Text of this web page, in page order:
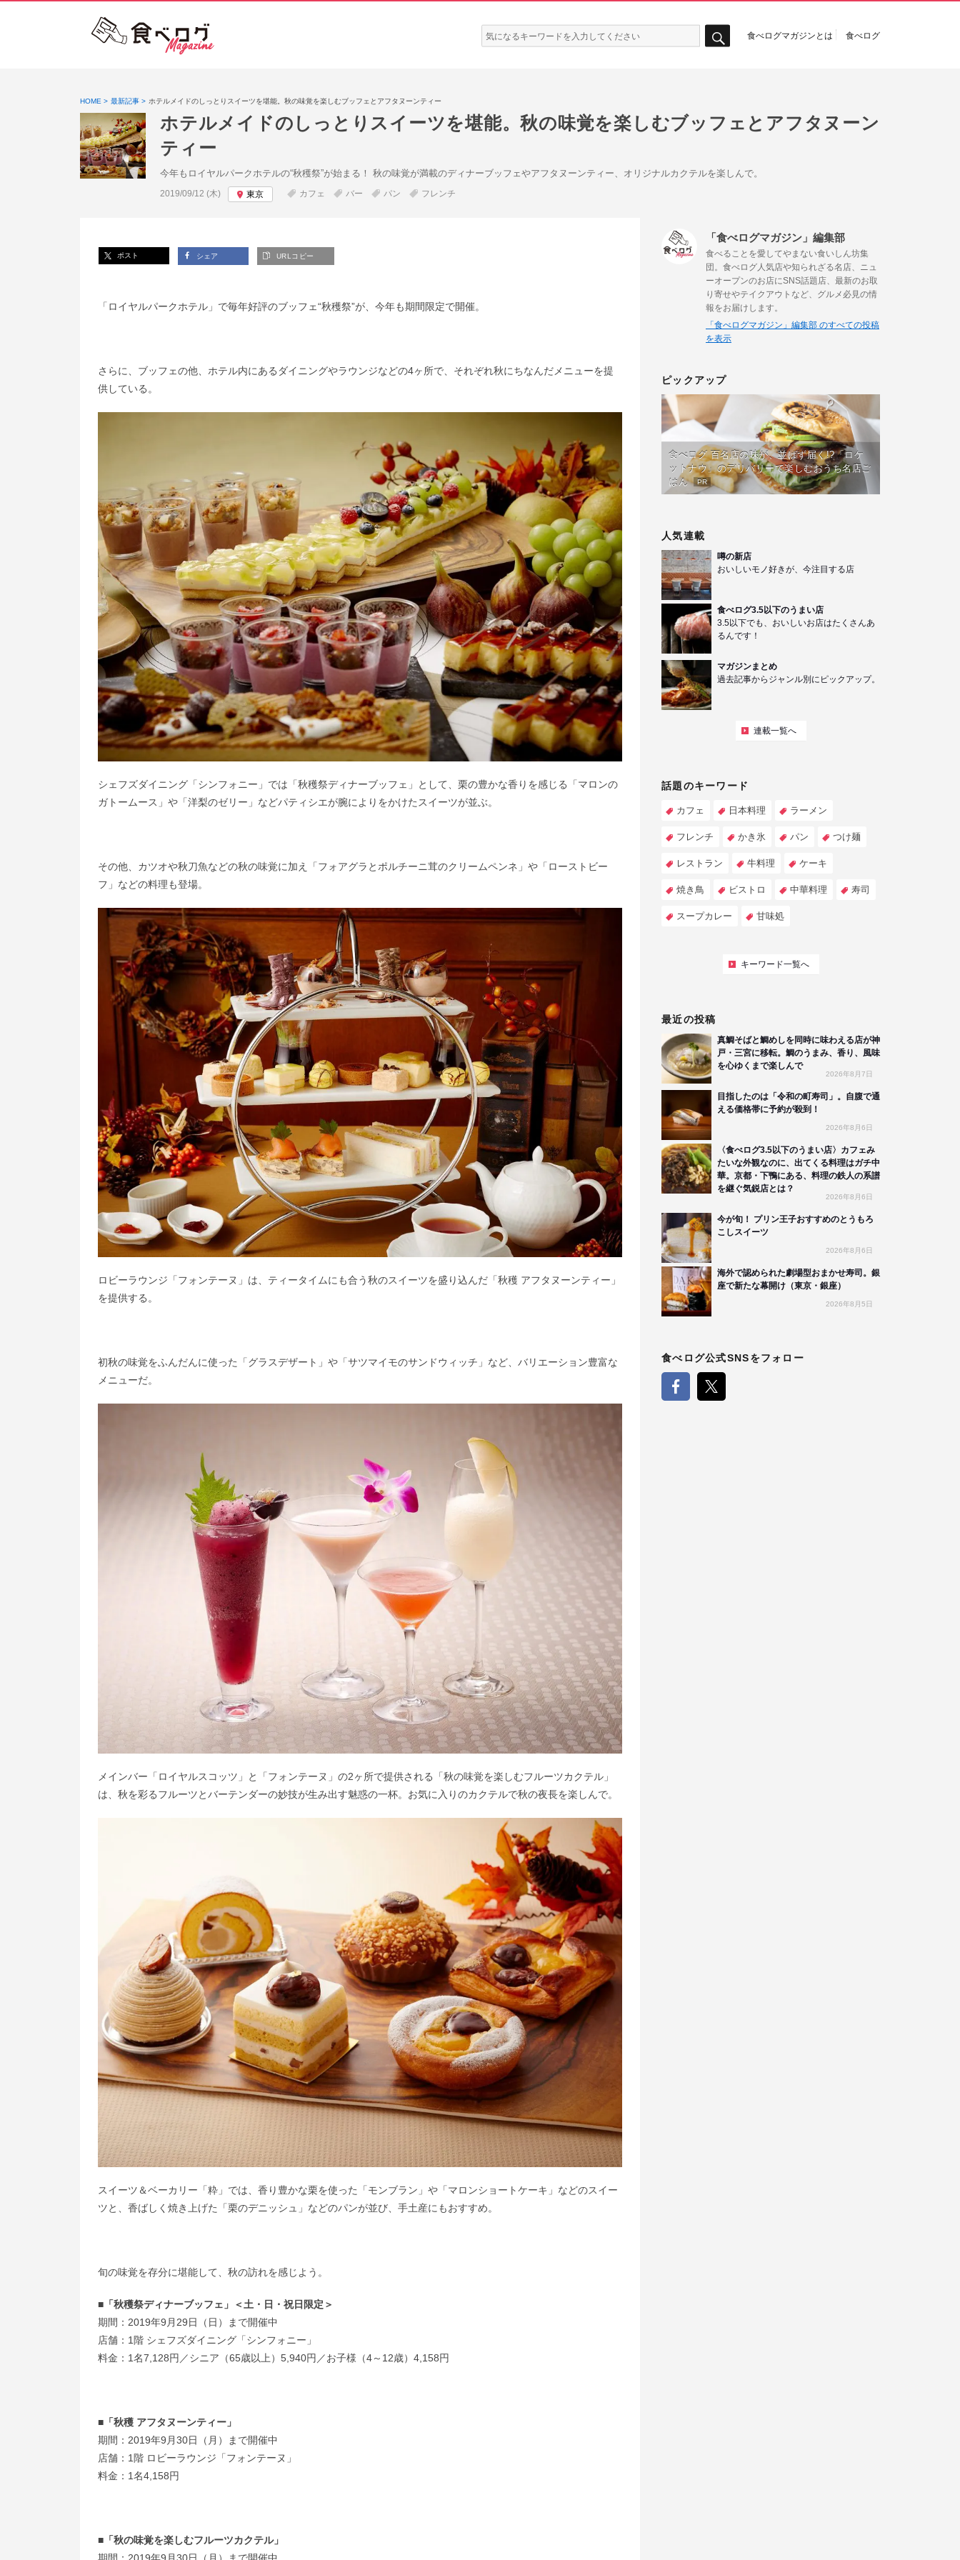
検
索:
食べログマガジンとは 食べログ
HOME 最新記事 ホテルメイドのしっとりスイーツを堪能。秋の味覚を楽しむブッフェとアフタヌーンティー
ホテルメイドのしっとりスイーツを堪能。秋の味覚を楽しむブッフェとアフタヌーン
ティー
今年もロイヤルパークホテルの“秋穫祭”が始まる！ 秋の味覚が満載のディナーブッフェやアフタヌーンティー、オリジナルカクテルを楽しんで。
投稿日:
2019/09/12 (木) 東京 カフェ バー パン フレンチ
ポスト シェア URLコピー
「ロイヤルパークホテル」で毎年好評のブッフェ“秋穫祭”が、今年も期間限定で開催。
さらに、ブッフェの他、ホテル内にあるダイニングやラウンジなどの4ヶ所で、それぞれ秋にちなんだメニューを提
供している。
シェフズダイニング「シンフォニー」では「秋穫祭ディナーブッフェ」として、栗の豊かな香りを感じる「マロンの
ガトームース」や「洋梨のゼリー」などパティシエが腕によりをかけたスイーツが並ぶ。
その他、カツオや秋刀魚などの秋の味覚に加え「フォアグラとポルチーニ茸のクリームペンネ」や「ローストビー
フ」などの料理も登場。
ロビーラウンジ「フォンテーヌ」は、ティータイムにも合う秋のスイーツを盛り込んだ「秋穫 アフタヌーンティー」
を提供する。
初秋の味覚をふんだんに使った「グラスデザート」や「サツマイモのサンドウィッチ」など、バリエーション豊富な
メニューだ。
メインバー「ロイヤルスコッツ」と「フォンテーヌ」の2ヶ所で提供される「秋の味覚を楽しむフルーツカクテル」
は、秋を彩るフルーツとバーテンダーの妙技が生み出す魅惑の一杯。お気に入りのカクテルで秋の夜長を楽しんで。
スイーツ＆ベーカリー「粋」では、香り豊かな栗を使った「モンブラン」や「マロンショートケーキ」などのスイー
ツと、香ばしく焼き上げた「栗のデニッシュ」などのパンが並び、手土産にもおすすめ。
旬の味覚を存分に堪能して、秋の訪れを感じよう。
■「秋穫祭ディナーブッフェ」＜土・日・祝日限定＞
期間：2019年9月29日（日）まで開催中
店舗：1階 シェフズダイニング「シンフォニー」
料金：1名7,128円／シニア（65歳以上）5,940円／お子様（4～12歳）4,158円
■「秋穫 アフタヌーンティー」
期間：2019年9月30日（月）まで開催中
店舗：1階 ロビーラウンジ「フォンテーヌ」
料金：1名4,158円
■「秋の味覚を楽しむフルーツカクテル」
「食べログマガジン」編集部
食べることを愛してやまない食いしん坊集
団。食べログ人気店や知られざる名店、ニュ
ーオープンのお店にSNS話題店、最新のお取
り寄せやテイクアウトなど、グルメ必見の情
報をお届けします。
「食べログマガジン」編集部 のすべての投稿
を表示
ピックアップ
食べログ 百名店の味が、並ばず届く!?「ロケ
ットナウ」のデリバリーで楽しむおうち名店ご
はん
PR
人気連載
噂の新店
おいしいモノ好きが、今注目する店
食べログ3.5以下のうまい店
3.5以下でも、おいしいお店はたくさんあ
るんです！
マガジンまとめ
過去記事からジャンル別にピックアップ。
連載一覧へ
話題のキーワード
カフェ 日本料理 ラーメン
フレンチ かき氷 パン つけ麺
レストラン 牛料理 ケーキ
焼き鳥 ビストロ 中華料理 寿司
スープカレー 甘味処
キーワード一覧へ
最近の投稿
真鯛そばと鯛めしを同時に味わえる店が神
戸・三宮に移転。鯛のうまみ、香り、風味
を心ゆくまで楽しんで
2026年8月7日
目指したのは「令和の町寿司」。自腹で通
える価格帯に予約が殺到！
2026年8月6日
〈食べログ3.5以下のうまい店〉カフェみ
たいな外観なのに、出てくる料理はガチ中
華。京都・下鴨にある、料理の鉄人の系譜
を継ぐ気鋭店とは？
2026年8月6日
今が旬！ プリン王子おすすめのとうもろ
こしスイーツ
2026年8月6日
海外で認められた劇場型おまかせ寿司。銀
座で新たな幕開け（東京・銀座）
2026年8月5日
食べログ公式SNSをフォロー